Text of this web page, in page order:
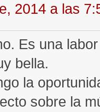
2014 a las
Es una
bella.
la
sobre la